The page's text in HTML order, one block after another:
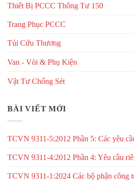
Thiết Bị PCCC Thông Tư 150
Trang Phục PCCC
Túi Cứu Thương
Van - Vòi & Phụ Kiện
Vật Tư Chống Sét
BÀI VIẾT MỚI
TCVN 9311-5:2012 Phần 5: Các yêu
TCVN 9311-4:2012 Phần 4: Yêu cầu
TCVN 9311-1:2024 Các bộ phận công